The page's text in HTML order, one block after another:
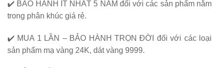
✔️ BẢO HÀNH ÍT NHẤT 5 NĂM đối với các sản phẩm nằm
trong phân khúc giá rẻ.
✔️ MUA 1 LẦN – BẢO HÀNH TRỌN ĐỜI đối với các loại
sản phẩm mạ vàng 24K, dát vàng 9999.